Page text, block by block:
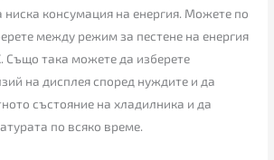
консумация на енергия. Можете по
между режим за пестене на енергия
Също така можете да изберете
на дисплея според нуждите и да
състояние на хладилника и да
по всяко време.